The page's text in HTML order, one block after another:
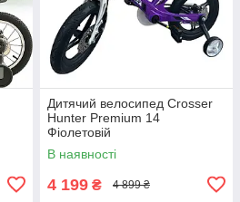
Дитячий велосипед Crosser
Hunter Premium 14
Фіолетовій
В наявності
4 199 ₴ 4 899 ₴